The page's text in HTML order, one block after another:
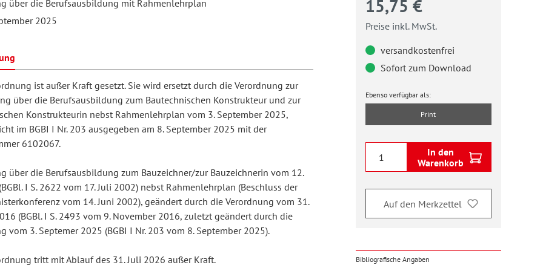
und Unterrichtsforschung
und
Forum
über die Berufsausbildung mit Rahmenlehrplan
2025
ist außer Kraft gesetzt. Sie wird ersetzt durch die Verordnung zur
über die Berufsausbildung zum Bautechnischen Konstrukteur und zur
Konstrukteurin nebst Rahmenlehrplan vom 3. September 2025,
im BGBI I Nr. 203 ausgegeben am 8. September 2025 mit der
6102067.
über die Berufsausbildung zum Bauzeichner/zur Bauzeichnerin vom 12.
I S. 2622 vom 17. Juli 2002) nebst Rahmenlehrplan (Beschluss der
vom 14. Juni 2002), geändert durch die Verordnung vom 31.
(BGBl. I S. 2493 vom 9. November 2016, zuletzt geändert durch die
vom 3. Septemer 2025 (BGBI I Nr. 203 vom 8. September 2025).
tritt mit Ablauf des 31. Juli 2026 außer Kraft.
15,75 €
Preise inkl. MwSt.
versandkostenfrei
Sofort zum Download
Ebenso verfügbar als:
Print
In den
Warenkorb
Auf den Merkzettel
Bibliografische Angaben